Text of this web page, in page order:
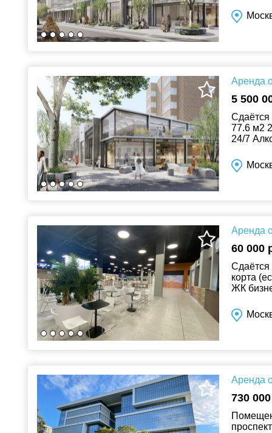
Аренда
5 500
Сдаётся
77.6 м2
24/7
Аренда
60 000
Сдаётся
корта
ЖК
Аренда
730